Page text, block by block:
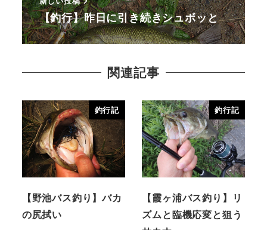
【釣行】昨日に引き続きシュボッと
関連記事
釣行記
【野池バス釣り】バカ
の尻拭い
釣行記
【霞ヶ浦バス釣り】リ
ズムと臨機応変と狙う